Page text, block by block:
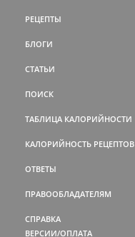
РЕЦЕПТЫ
БЛОГИ
СТАТЬИ
ПОИСК
ТАБЛИЦА КАЛОРИЙНОСТИ
КАЛОРИЙНОСТЬ РЕЦЕПТОВ
ОТВЕТЫ
ПРАВООБЛАДАТЕЛЯМ
СПРАВКА
ВЕРСИИ/ОПЛАТА